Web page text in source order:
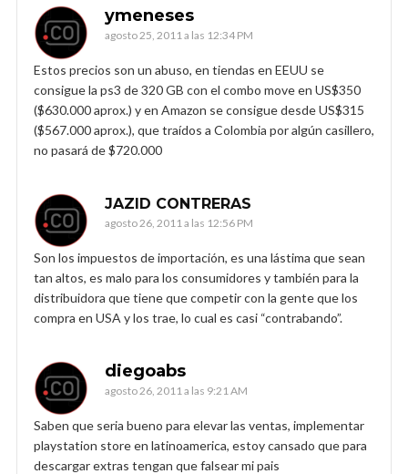
ymeneses
agosto 25, 2011 a las 12:34 PM
Estos precios son un abuso, en tiendas en EEUU se
consigue la ps3 de 320 GB con el combo move en US$350
($630.000 aprox.) y en Amazon se consigue desde US$315
($567.000 aprox.), que traídos a Colombia por algún casillero,
no pasará de $720.000
JAZID CONTRERAS
agosto 26, 2011 a las 12:56 PM
Son los impuestos de importación, es una lástima que sean
tan altos, es malo para los consumidores y también para la
distribuidora que tiene que competir con la gente que los
compra en USA y los trae, lo cual es casi “contrabando”.
diegoabs
agosto 26, 2011 a las 9:21 AM
Saben que seria bueno para elevar las ventas, implementar
playstation store en latinoamerica, estoy cansado que para
descargar extras tengan que falsear mi pais